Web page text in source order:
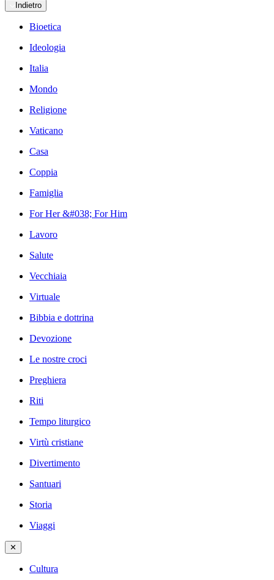
Indietro
Bioetica
Ideologia
Italia
Mondo
Religione
Vaticano
Casa
Coppia
Famiglia
For Her &#038; For Him
Lavoro
Salute
Vecchiaia
Virtuale
Bibbia e dottrina
Devozione
Le nostre croci
Preghiera
Riti
Tempo liturgico
Virtù cristiane
Divertimento
Santuari
Storia
Viaggi
✕
Cultura